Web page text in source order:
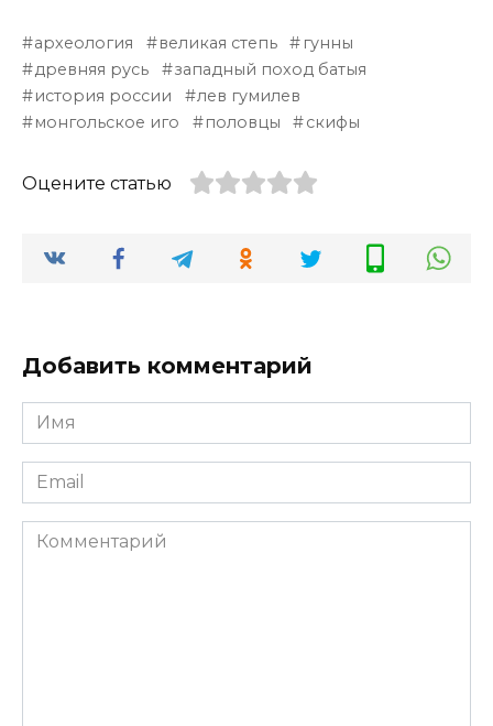
археология великая степь
гунны
древняя русь
западный поход батыя
история россии
лев гумилев
монгольское иго
половцы скифы
Оцените статью
Добавить комментарий
Имя
*
Email
*
Комментарий